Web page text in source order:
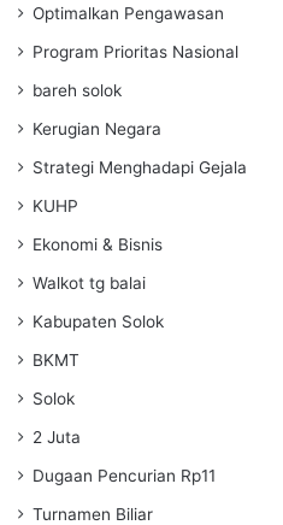
Optimalkan Pengawasan
Program Prioritas Nasional
bareh solok
Kerugian Negara
Strategi Menghadapi Gejala
KUHP
Ekonomi & Bisnis
Walkot tg balai
Kabupaten Solok
BKMT
Solok
2 Juta
Dugaan Pencurian Rp11
Turnamen Biliar